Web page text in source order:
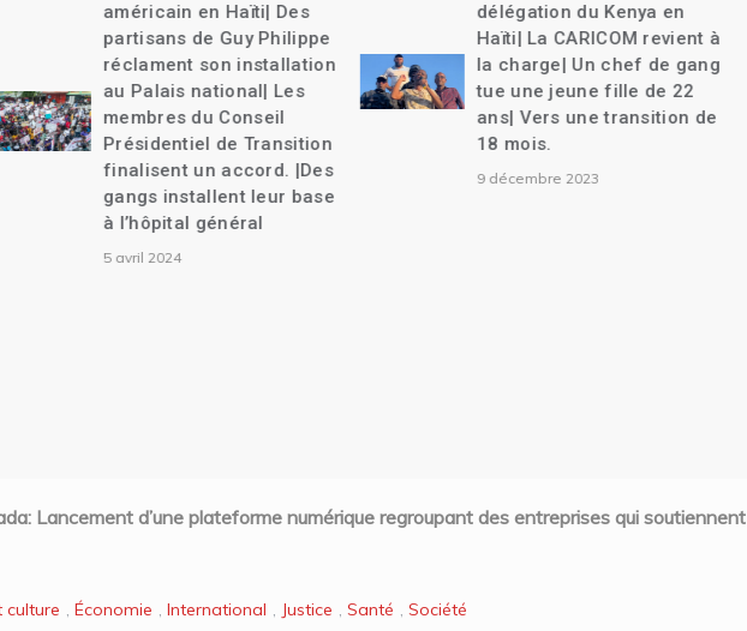
américain en Haïti| Des
partisans de Guy Philippe
réclament son installation
au Palais national| Les
membres du Conseil
Présidentiel de Transition
finalisent un accord. |Des
gangs installent leur base
à l’hôpital général
5 avril 2024
délégation du Kenya en
Haïti| La CARICOM revient à
la charge| Un chef de gang
tue une jeune fille de 22
ans| Vers une transition de
18 mois.
9 décembre 2023
Lancement d’une plateforme numérique regroupant des entreprises qui soutiennent
culture , Économie , International , Justice , Santé , Société